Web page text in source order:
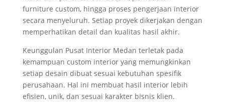
furniture custom, hingga proses pengerjaan interior
secara menyeluruh. Setiap proyek dikerjakan dengan
memperhatikan detail dan kualitas hasil akhir.
Keunggulan Pusat Interior Medan terletak pada
kemampuan custom interior yang memungkinkan
setiap desain dibuat sesuai kebutuhan spesifik
perusahaan. Hal ini membuat hasil interior lebih
efisien, unik, dan sesuai karakter bisnis klien.